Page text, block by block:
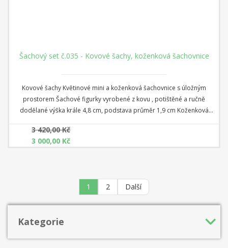
Šachový set č.035 - Kovové šachy, koženková šachovnice
Kovové šachy Květinové mini a koženková šachovnice s úložným
prostorem Šachové figurky vyrobené z kovu , potištěné a ručně
dodělané výška krále 4,8 cm, podstava průměr 1,9 cm Koženková
3 420,00 Kč
3 000,00 Kč
1 2 Další
Kategorie